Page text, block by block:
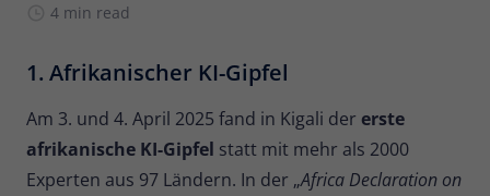
4 min read
1. Afrikanischer KI-Gipfel
Am 3. und 4. April 2025 fand in Kigali der erste
afrikanische KI-Gipfel statt mit mehr als 2000
Experten aus 97 Ländern. In der „Africa Declaration on
Zweck
Besuch der Website verwendet wurde
Name _pk_id
Anbieter Matomo